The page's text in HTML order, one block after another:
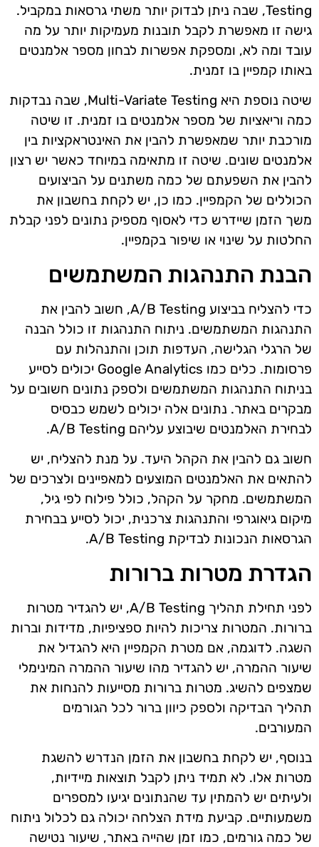
Testing, שבה ניתן לבדוק יותר משתי גרסאות במקביל.
גישה זו מאפשרת לקבל תובנות מעמיקות יותר על מה
עובד ומה לא, ומספקת אפשרות לבחון מספר אלמנטים
באותו קמפיין בו זמנית.
שיטה נוספת היא Multi-Variate Testing, שבה נבדקות
כמה וריאציות של מספר אלמנטים בו זמנית. זו שיטה
מורכבת יותר שמאפשרת להבין את האינטראקציות בין
אלמנטים שונים. שיטה זו מתאימה במיוחד כאשר יש רצון
להבין את השפעתם של כמה משתנים על הביצועים
הכוללים של הקמפיין. כמו כן, יש לקחת בחשבון את
משך הזמן שיידרש כדי לאסוף מספיק נתונים לפני קבלת
החלטות על שינוי או שיפור בקמפיין.
הבנת התנהגות המשתמשים
כדי להצליח בביצוע A/B Testing, חשוב להבין את
התנהגות המשתמשים. ניתוח התנהגות זו כולל הבנה
של הרגלי הגלישה, העדפות תוכן והתנהלות עם
פרסומות. כלים כמו Google Analytics יכולים לסייע
בניתוח התנהגות המשתמשים ולספק נתונים חשובים על
מבקרים באתר. נתונים אלה יכולים לשמש כבסיס
לבחירת האלמנטים שיבוצע עליהם A/B Testing.
חשוב גם להבין את הקהל היעד. על מנת להצליח, יש
להתאים את האלמנטים המוצעים למאפיינים ולצרכים של
המשתמשים. מחקר על הקהל, כולל פילוח לפי גיל,
מיקום גיאוגרפי והתנהגות צרכנית, יכול לסייע בבחירת
הגרסאות הנכונות לבדיקת A/B Testing.
הגדרת מטרות ברורות
לפני תחילת תהליך A/B Testing, יש להגדיר מטרות
ברורות. המטרות צריכות להיות ספציפיות, מדידות וברות
השגה. לדוגמה, אם מטרת הקמפיין היא להגדיל את
שיעור ההמרה, יש להגדיר מהו שיעור ההמרה המינימלי
שמצפים להשיג. מטרות ברורות מסייעות להנחות את
תהליך הבדיקה ולספק כיוון ברור לכל הגורמים
המעורבים.
בנוסף, יש לקחת בחשבון את הזמן הנדרש להשגת
מטרות אלו. לא תמיד ניתן לקבל תוצאות מיידיות,
ולעיתים יש להמתין עד שהנתונים יגיעו למספרים
משמעותיים. קביעת מידת הצלחה יכולה גם לכלול ניתוח
של כמה גורמים, כמו זמן שהייה באתר, שיעור נטישה